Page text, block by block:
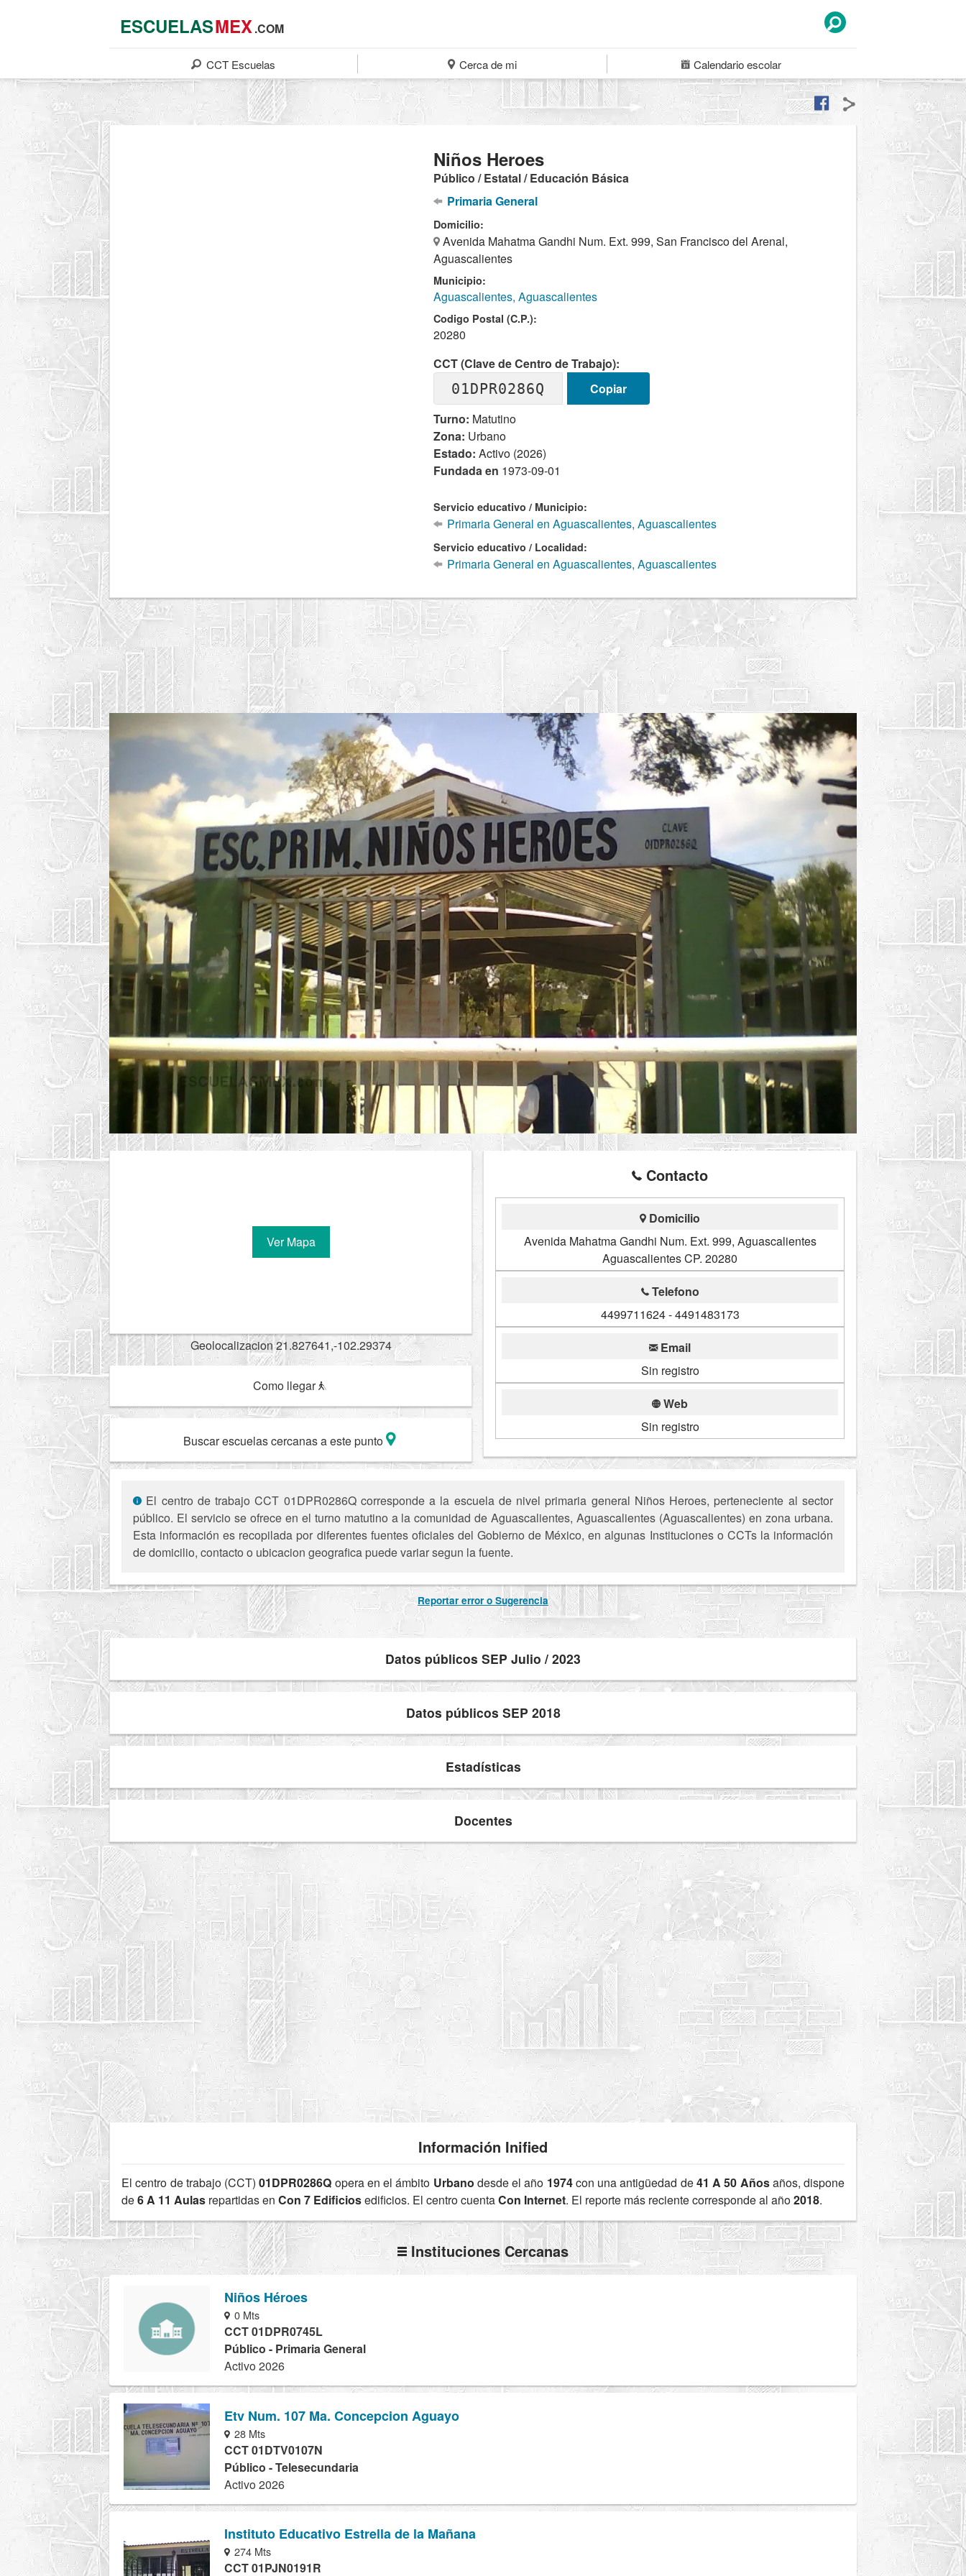
ESCUELASMEX.COM
CCT Escuelas Cerca de mi Calendarioescolar
Niños Heroes
Público / Estatal / Educación Básica
Primaria General
Domicilio:
Avenida Mahatma Gandhi Num. Ext. 999, San Francisco del Arenal,
Aguascalientes
Municipio:
Aguascalientes, Aguascalientes
Codigo Postal (C.P.):
20280
CCT (Clave de Centro de Trabajo):
01DPR0286Q
Copiar
Turno: Matutino
Zona: Urbano
Estado: Activo (2026)
Fundada en 1973-09-01
Servicio educativo / Municipio:
Primaria General en Aguascalientes, Aguascalientes
Servicio educativo / Localidad:
Primaria General en Aguascalientes, Aguascalientes
Ver Mapa
Geolocalizacion 21.827641,-102.29374
Como llegar
Buscar escuelas cercanas a este punto
Contacto
Domicilio
Avenida Mahatma Gandhi Num. Ext. 999, Aguascalientes
Aguascalientes CP. 20280
Telefono
4499711624 - 4491483173
Email
Sin registro
Web
Sin registro
El centro de trabajo CCT 01DPR0286Q corresponde a la escuela de nivel primaria general Niños Heroes, perteneciente al sector
público. El servicio se ofrece en el turno matutino a la comunidad de Aguascalientes, Aguascalientes (Aguascalientes) en zona urbana.
Esta información es recopilada por diferentes fuentes oficiales del Gobierno de México, en algunas Instituciones o CCTs la información
de domicilio, contacto o ubicacion geografica puede variar segun la fuente.
Reportar error o Sugerencia
Datos públicos SEP Julio / 2023
Datos públicos SEP 2018
Estadísticas
Docentes
Información Inified
El centro de trabajo (CCT)01DPR0286Q opera en el ámbito Urbano desde el año 1974con una antigüedad de41 A 50 Añosaños, dispone
de6 A 11 Aulas repartidas en Con 7 Edificiosedificios. El centro cuentaCon Internet. El reporte más reciente corresponde al año2018.
Instituciones Cercanas
Niños Héroes
0 Mts
CCT 01DPR0745L
Público - Primaria General
Activo 2026
Etv Num. 107 Ma. Concepcion Aguayo
28 Mts
CCT 01DTV0107N
Público - Telesecundaria
Activo 2026
Instituto Educativo Estrella de la Mañana
274 Mts
CCT 01PJN0191R